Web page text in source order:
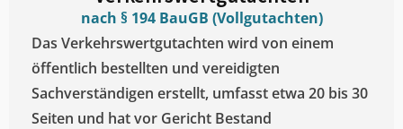
nach § 194 BauGB (Vollgutachten)
Das Verkehrswertgutachten wird von einem
öffentlich bestellten und vereidigten
Sachverständigen erstellt, umfasst etwa 20 bis 30
Seiten und hat vor Gericht Bestand